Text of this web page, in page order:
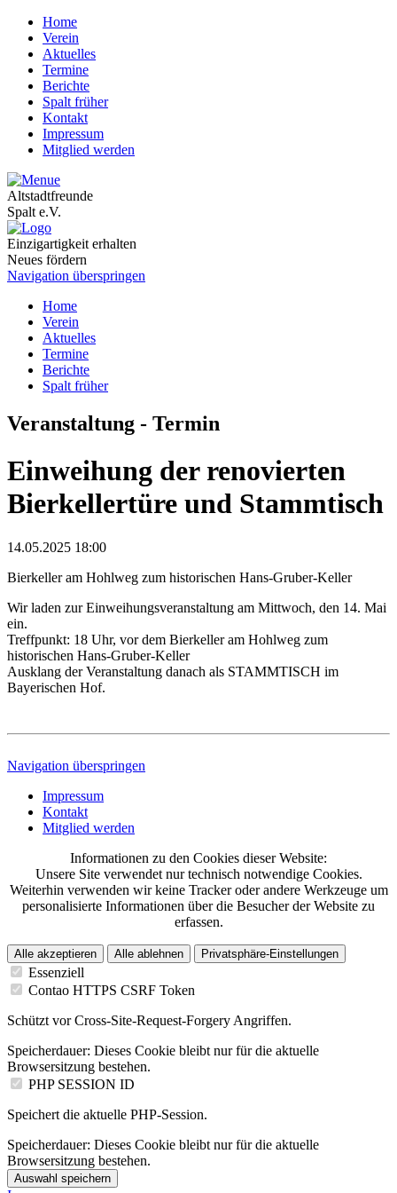
Home
Verein
Aktuelles
Termine
Berichte
Spalt früher
Kontakt
Impressum
Mitglied werden
Altstadtfreunde
Spalt e.V.
Einzigartigkeit erhalten
Neues fördern
Navigation überspringen
Home
Verein
Aktuelles
Termine
Berichte
Spalt früher
Veranstaltung - Termin
Einweihung der renovierten
Bierkellertüre und Stammtisch
14.05.2025 18:00
Bierkeller am Hohlweg zum historischen Hans-Gruber-Keller
Wir laden zur Einweihungsveranstaltung am Mittwoch, den 14. Mai
ein.
Treffpunkt: 18 Uhr, vor dem Bierkeller am Hohlweg zum
historischen Hans-Gruber-Keller
Ausklang der Veranstaltung danach als STAMMTISCH im
Bayerischen Hof.
Navigation überspringen
Impressum
Kontakt
Mitglied werden
Informationen zu den Cookies dieser Website:
Unsere Site verwendet nur technisch notwendige Cookies.
Weiterhin verwenden wir keine Tracker oder andere Werkzeuge um
personalisierte Informationen über die Besucher der Website zu
erfassen.
Alle akzeptieren Alle ablehnen Privatsphäre-Einstellungen
Essenziell
Contao HTTPS CSRF Token
Schützt vor Cross-Site-Request-Forgery Angriffen.
Speicherdauer: Dieses Cookie bleibt nur für die aktuelle
Browsersitzung bestehen.
PHP SESSION ID
Speichert die aktuelle PHP-Session.
Speicherdauer: Dieses Cookie bleibt nur für die aktuelle
Browsersitzung bestehen.
Auswahl speichern